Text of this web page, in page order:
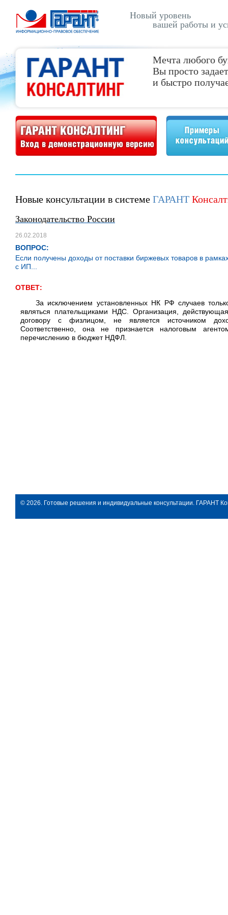
Новый уровень
вашей работы и
Мечта любого
Вы просто
и быстро
Демонстрационная версия ГАРАНТ Консалтинг Примеры консультаций
Новые консультации в системеГАРАНТ
Законодательство России
26.02.2018
ВОПРОС:
Если получены доходы от поставки биржевых товаров в
с ИП...
ОТВЕТ:
За исключением установленных НК РФ случаев
являться плательщиками НДС. Организация,
договору с физлицом, не является источником
Соответственно, она не признается налоговым
перечислению в бюджет НДФЛ.
© 2026. Готовые решения и индивидуальные консультации. ГАРАНТ